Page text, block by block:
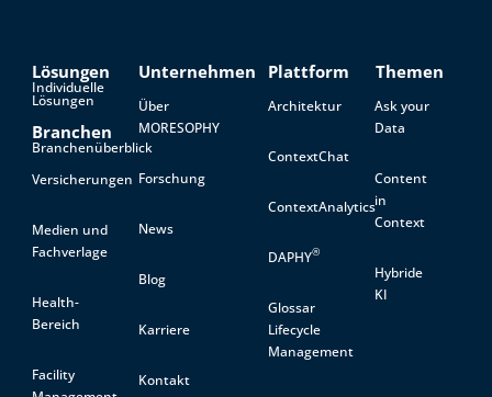
Lösungen
Individuelle
Lösungen
Branchen
Branchenüberblick
Versicherungen
Medien und
Fachverlage
Health-
Bereich
Facility
Unternehmen
Über
MORESOPHY
Forschung
News
Blog
Karriere
Kontakt
Plattform
Architektur
ContextChat
ContextAnalytics
DAPHY®
Glossar
Lifecycle
Management
Themen
Ask your
Data
Content
in
Context
Hybride
KI